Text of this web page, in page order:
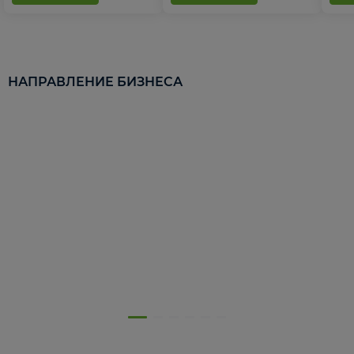
НАПРАВЛЕНИЕ БИЗНЕСА